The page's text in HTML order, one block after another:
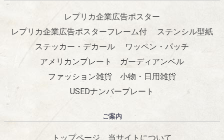
レプリカ企業広告ポスター
レプリカ企業広告ポスターフレーム付
ステンシル型紙
ステッカー・デカール
ワッペン・パッチ
アメリカンプレート
ガーディアンベル
ファッション雑貨
小物・日用雑貨
USEDナンバープレート
ご案内
トップページ 当サイトについて